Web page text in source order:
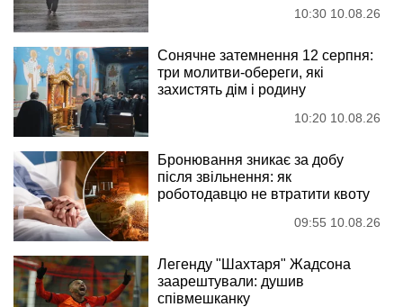
10:30 10.08.26
Сонячне затемнення 12 серпня:
три молитви-обереги, які
захистять дім і родину
10:20 10.08.26
Бронювання зникає за добу
після звільнення: як
роботодавцю не втратити квоту
09:55 10.08.26
Легенду "Шахтаря" Жадсона
заарештували: душив
співмешканку